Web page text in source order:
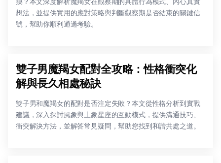
想法，並提供實用的應對策略與判斷觀察期是否結束的關鍵信
號，幫助你順利通過考驗。
雙子男魔羯女配對全攻略：性格衝突化
解與長久相處秘訣
雙子男和魔羯女的配對是否注定失敗？本文從性格分析到實戰
建議，深入探討風象與土象星座的互動模式，提供溝通技巧、
衝突解決方法，並解答常見疑問，幫助您找到和諧共處之道。